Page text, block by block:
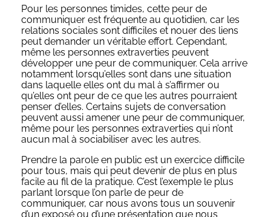
Pour les personnes timides, cette peur de
communiquer est fréquente au quotidien, car les
relations sociales sont difficiles et nouer des liens
peut demander un véritable effort. Cependant,
même les personnes extraverties peuvent
développer une peur de communiquer. Cela arrive
notamment lorsqu’elles sont dans une situation
dans laquelle elles ont du mal à s’affirmer ou
qu’elles ont peur de ce que les autres pourraient
penser d’elles. Certains sujets de conversation
peuvent aussi amener une peur de communiquer,
même pour les personnes extraverties qui n’ont
aucun mal à sociabiliser avec les autres.
Prendre la parole en public est un exercice difficile
pour tous, mais qui peut devenir de plus en plus
facile au fil de la pratique. C’est l’exemple le plus
parlant lorsque l’on parle de peur de
communiquer, car nous avons tous un souvenir
d’un exposé ou d’une présentation que nous